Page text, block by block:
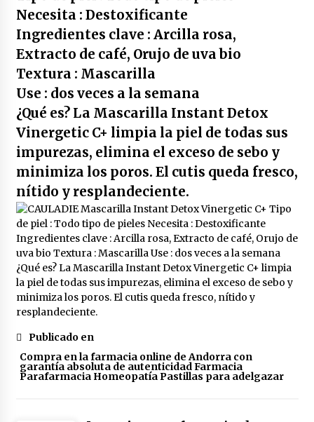
Duplo dientes sensibles colutorio con cpc +
cymenol bexident isdin | 500 ml x2
4 años atrás
Duplo colutorio blanqueante bexident isdin |
4 años atrás
Duplo anticaries colutorio con cpc bexident
isdin | 500 ml x 2
4 años atrás
Bexident fresh breath colutorio 500ml
4 años atrás
Yotuel farma vitamina b5 dentifrico 50ml
4 años atrás
4 años atrás
Necesita : Destoxificante
Ingredientes clave : Arcilla rosa,
Extracto de café, Orujo de uva bio
Textura : Mascarilla
Use : dos veces a la semana
¿Qué es? La Mascarilla Instant Detox
Vinergetic C+ limpia la piel de todas sus
impurezas, elimina el exceso de sebo y
minimiza los poros. El cutis queda fresco,
nítido y resplandeciente.
Publicado en
Compra en la farmacia online de Andorra con
garantía absoluta de autenticidad Farmacia
Parafarmacia Homeopatía Pastillas para adelgazar